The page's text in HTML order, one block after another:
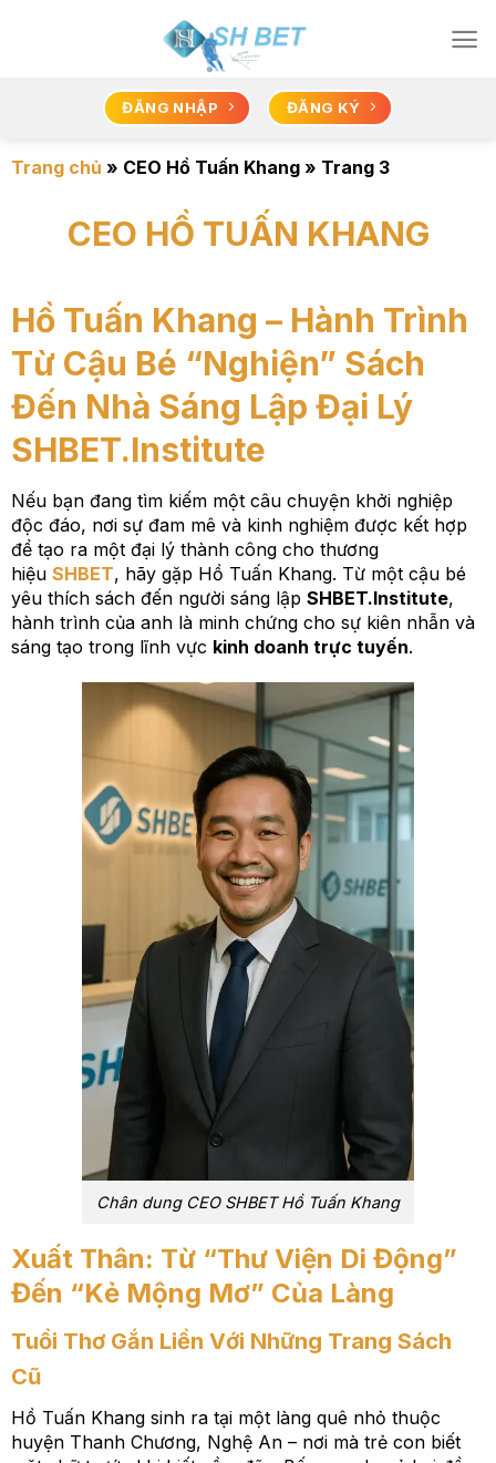
ĐĂNG NHẬP ĐĂNG KÝ
Trang chủ » CEO Hồ Tuấn Khang» Trang 3
CEO HỒ TUẤN KHANG
Hồ Tuấn Khang – Hành Trình
Từ Cậu Bé “Nghiện” Sách
Đến Nhà Sáng Lập Đại Lý
SHBET.Institute
Nếu bạn đang tìm kiếm một câu chuyện khởi nghiệp
độc đáo, nơi sự đam mê và kinh nghiệm được kết hợp
để tạo ra một đại lý thành công cho thương
hiệu SHBET, hãy gặp Hồ Tuấn Khang. Từ một cậu bé
yêu thích sách đến người sáng lập SHBET.Institute,
hành trình của anh là minh chứng cho sự kiên nhẫn và
sáng tạo trong lĩnh vực kinh doanh trực tuyến.
Chân dung CEO SHBET Hồ Tuấn Khang
Xuất Thân: Từ “Thư Viện Di Động”
Đến “Kẻ Mộng Mơ” Của Làng
Tuổi Thơ Gắn Liền Với Những Trang Sách
Cũ
Hồ Tuấn Khang sinh ra tại một làng quê nhỏ thuộc
huyện Thanh Chương, Nghệ An – nơi mà trẻ con biết